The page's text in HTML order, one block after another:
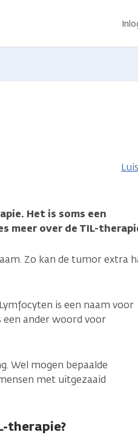
Het is soms een
meer over de TIL-
Zo kan de tumor extra
is een naam voor
ander woord voor
Wel mogen bepaalde
met uitgezaaid
therapie?